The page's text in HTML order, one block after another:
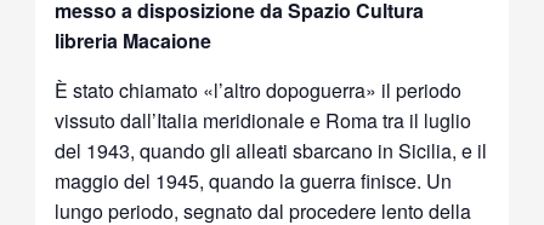
messo a disposizione da Spazio Cultura
libreria Macaione
È stato chiamato «l’altro dopoguerra» il periodo
vissuto dall’Italia meridionale e Roma tra il luglio
del 1943, quando gli alleati sbarcano in Sicilia, e il
maggio del 1945, quando la guerra finisce. Un
lungo periodo, segnato dal procedere lento della